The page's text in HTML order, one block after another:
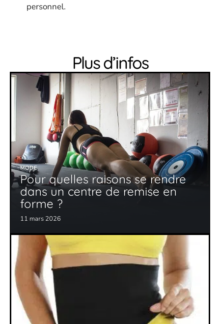
personnel.
Plus d’infos
MODE
Pour quelles raisons se rendre
dans un centre de remise en
forme ?
11 mars 2026